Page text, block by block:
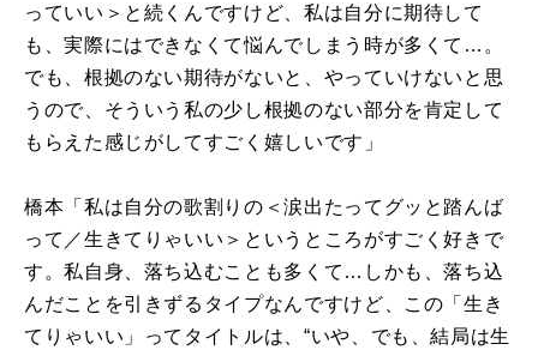
っていい＞と続くんですけど、私は自分に期待して
も、実際にはできなくて悩んでしまう時が多くて…。
でも、根拠のない期待がないと、やっていけないと思
うので、そういう私の少し根拠のない部分を肯定して
もらえた感じがしてすごく嬉しいです」
橋本「私は自分の歌割りの＜涙出たってグッと踏んば
って／生きてりゃいい＞というところがすごく好きで
す。私自身、落ち込むことも多くて…しかも、落ち込
んだことを引きずるタイプなんですけど、この「生き
てりゃいい」ってタイトルは、“いや、でも、結局は生